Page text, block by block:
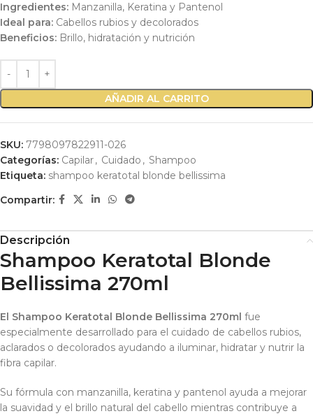
Ingredientes: Manzanilla, Keratina y Pantenol
Ideal para: Cabellos rubios y decolorados
Beneficios: Brillo, hidratación y nutrición
AÑADIR AL CARRITO
SKU: 7798097822911-026
Categorías: Capilar, Cuidado , Shampoo
Etiqueta: shampoo keratotal blonde bellissima
Compartir:
Descripción
Shampoo Keratotal Blonde
Bellissima 270ml
El Shampoo Keratotal Blonde Bellissima 270ml fue
especialmente desarrollado para el cuidado de cabellos rubios,
aclarados o decolorados ayudando a iluminar, hidratar y nutrir la
fibra capilar.
Su fórmula con manzanilla, keratina y pantenol ayuda a mejorar
la suavidad y el brillo natural del cabello mientras contribuye a